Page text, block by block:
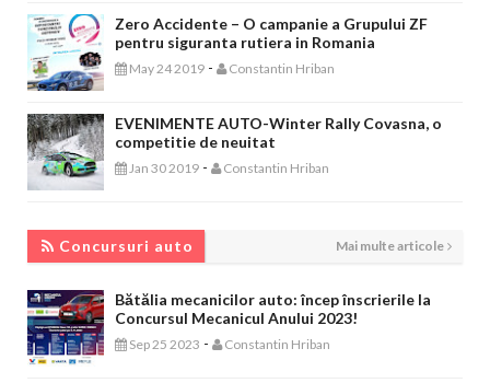
Zero Accidente – O campanie a Grupului ZF
pentru siguranta rutiera in Romania
May 24 2019 - Constantin Hriban
EVENIMENTE AUTO-Winter Rally Covasna, o
competitie de neuitat
Jan 30 2019 - Constantin Hriban
Concursuri auto Mai multe articole
Bătălia mecanicilor auto: încep înscrierile la
Concursul Mecanicul Anului 2023!
Sep 25 2023 - Constantin Hriban